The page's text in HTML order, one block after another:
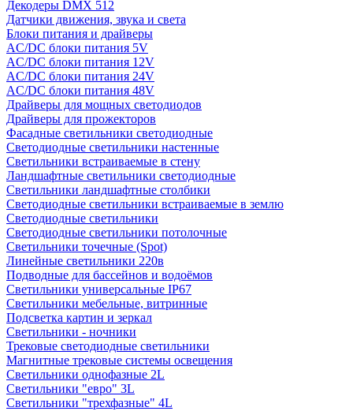
Декодеры DMX 512
Датчики движения, звука и света
Блоки питания и драйверы
AC/DC блоки питания 5V
AC/DC блоки питания 12V
AC/DC блоки питания 24V
AC/DC блоки питания 48V
Драйверы для мощных светодиодов
Драйверы для прожекторов
Фасадные светильники светодиодные
Светодиодные светильники настенные
Светильники встраиваемые в стену
Ландшафтные светильники светодиодные
Светильники ландшафтные столбики
Светодиодные светильники встраиваемые в землю
Светодиодные светильники
Светодиодные светильники потолочные
Светильники точечные (Spot)
Линейные светильники 220в
Подводные для бассейнов и водоёмов
Светильники универсальные IP67
Светильники мебельные, витринные
Подсветка картин и зеркал
Светильники - ночники
Трековые светодиодные светильники
Магнитные трековые системы освещения
Светильники однофазные 2L
Светильники "евро" 3L
Светильники "трехфазные" 4L